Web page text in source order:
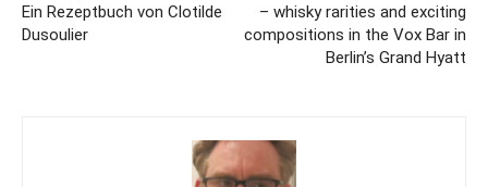
Ein Rezeptbuch von Clotilde
Dusoulier
– whisky rarities and exciting
compositions in the Vox Bar in
Berlin’s Grand Hyatt